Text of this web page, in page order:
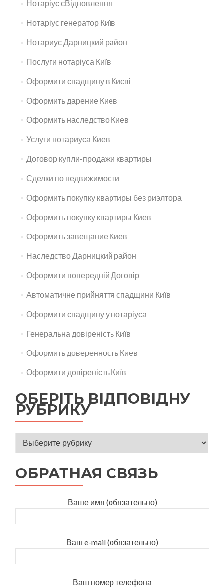
Нотаріус єВідновлення
Нотаріус генератор Київ
Нотариус Дарницкий район
Послуги нотаріуса Київ
Оформити спадщину в Києві
Оформить дарение Киев
Оформить наследство Киев
Услуги нотариуса Киев
Договор купли-продажи квартиры
Сделки по недвижимости
Оформить покупку квартиры без риэлтора
Оформить покупку квартиры Киев
Оформить завещание Киев
Наследство Дарницкий район
Оформити попередній Договір
Автоматичне прийняття спадщини Київ
Оформити спадщину у нотаріуса
Генеральна довіреність Київ
Оформить доверенность Киев
Оформити довіреність Київ
ОБЕРІТЬ ВІДПОВІДНУ
РУБРИКУ
Оберіть відповідну рубрику
ОБРАТНАЯ СВЯЗЬ
Ваше имя (обязательно)
Ваш e-mail (обязательно)
Ваш номер телефона